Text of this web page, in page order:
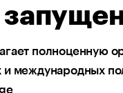
полноценную
международных